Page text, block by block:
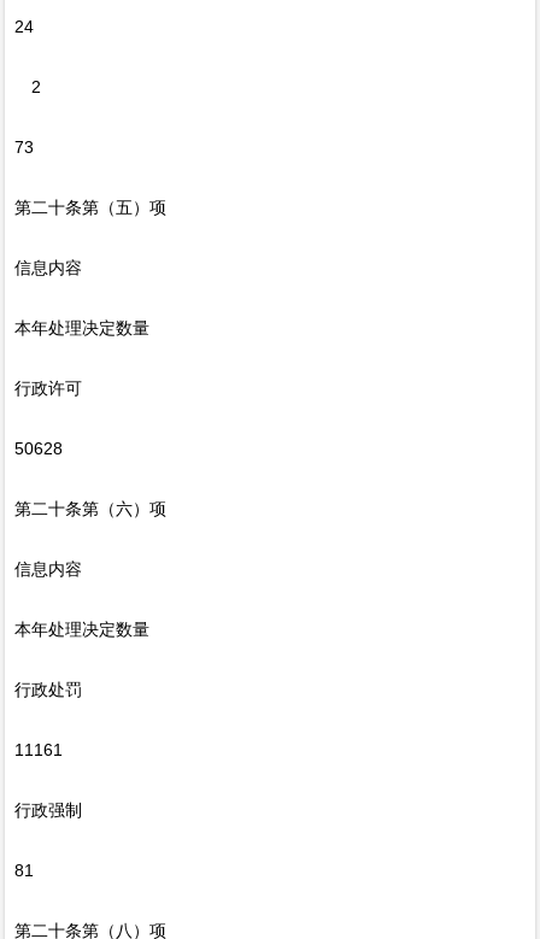
24
2
73
第二十条第（五）项
信息内容
本年处理决定数量
行政许可
50628
第二十条第（六）项
信息内容
本年处理决定数量
行政处罚
11161
行政强制
81
第二十条第（八）项